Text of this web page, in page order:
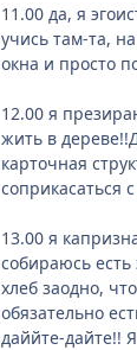
11.00 да, я
учись там-та,
окна и просто
12.00 я
жить в
карточная
соприкасаться
13.00 я
собираюсь
хлеб заодно,
обязательно
даййте-дайте!!